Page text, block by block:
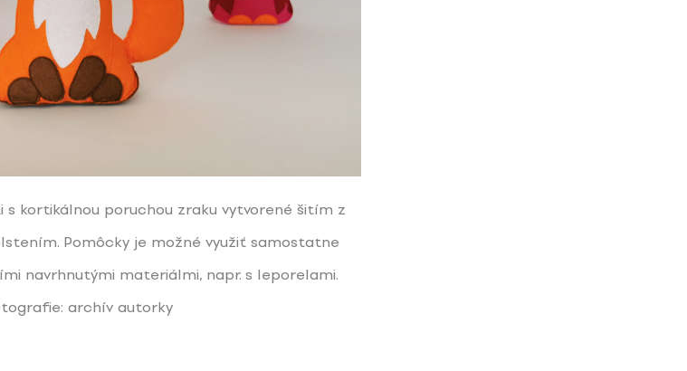
kortikálnou poruchou zraku vytvorené šitím z
Pomôcky je možné využiť samostatne
navrhnutými materiálmi, napr. s leporelami.
archív autorky